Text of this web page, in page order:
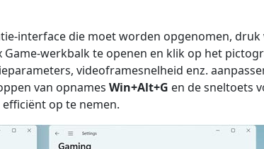
interface die moet worden opgenomen, druk
werkbalk te openen en klik op het
videoframesnelheid enz.
van opnames Win+Alt+G en de sneltoets
op te nemen.